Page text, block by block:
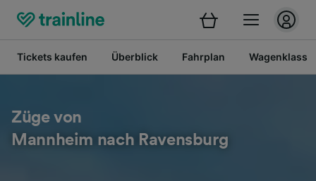
Tickets kaufen Überblick Fahrplan
Züge von
Mannheim nach Ravensburg